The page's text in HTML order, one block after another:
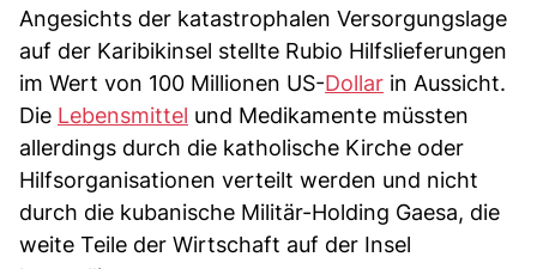
Angesichts der katastrophalen Versorgungslage
auf der Karibikinsel stellte Rubio Hilfslieferungen
im Wert von 100 Millionen US-Dollar in Aussicht.
Die Lebensmittel und Medikamente müssten
allerdings durch die katholische Kirche oder
Hilfsorganisationen verteilt werden und nicht
durch die kubanische Militär-Holding Gaesa, die
weite Teile der Wirtschaft auf der Insel